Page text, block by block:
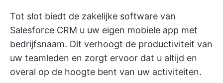
Tot slot biedt de zakelijke software van
Salesforce CRM u uw eigen mobiele app met
bedrijfsnaam. Dit verhoogt de productiviteit van
uw teamleden en zorgt ervoor dat u altijd en
overal op de hoogte bent van uw activiteiten.